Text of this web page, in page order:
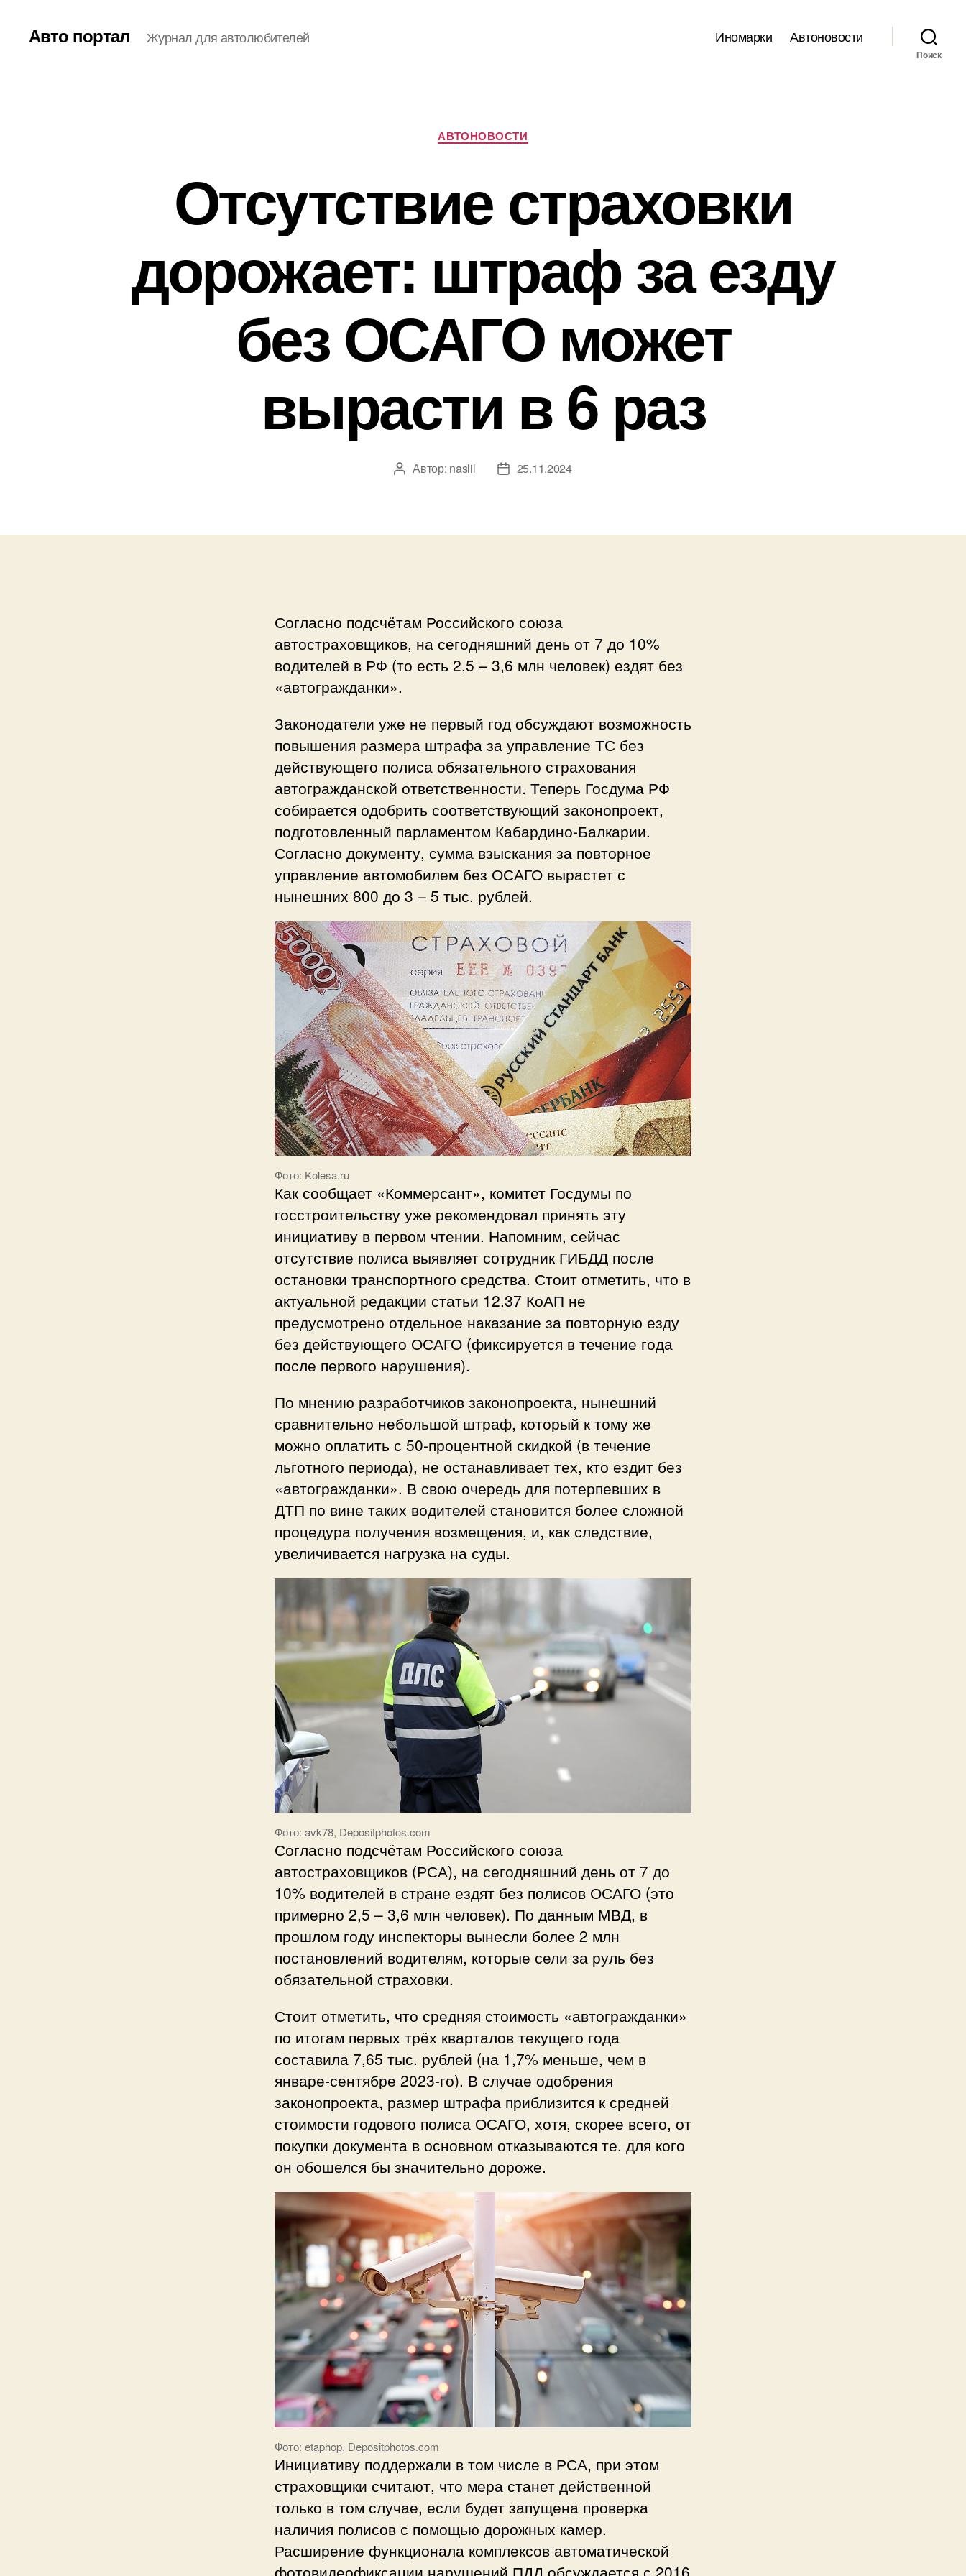
Авто портал Журнал для автолюбителей Иномарки Автоновости
Поиск
Рубрики
АВТОНОВОСТИ
Отсутствие страховки
дорожает: штраф за езду
без ОСАГО может
вырасти в 6 раз
Автор
Автор: naslil
Дата25.11.2024
Согласно подсчётам Российского союза
автостраховщиков, на сегодняшний день от 7 до 10%
водителей в РФ (то есть 2,5 – 3,6 млн человек) ездят без
«автогражданки».
Законодатели уже не первый год обсуждают возможность
повышения размера штрафа за управление ТС без
действующего полиса обязательного страхования
автогражданской ответственности. Теперь Госдума РФ
собирается одобрить соответствующий законопроект,
подготовленный парламентом Кабардино-Балкарии.
Согласно документу, сумма взыскания за повторное
управление автомобилем без ОСАГО вырастет с
нынешних 800 до 3 – 5 тыс. рублей.
Фото: Kolesa.ru
Как сообщает «Коммерсант», комитет Госдумы по
госстроительству уже рекомендовал принять эту
инициативу в первом чтении. Напомним, сейчас
отсутствие полиса выявляет сотрудник ГИБДД после
остановки транспортного средства. Стоит отметить, что в
актуальной редакции статьи 12.37 КоАП не
предусмотрено отдельное наказание за повторную езду
без действующего ОСАГО (фиксируется в течение года
после первого нарушения).
По мнению разработчиков законопроекта, нынешний
сравнительно небольшой штраф, который к тому же
можно оплатить с 50-процентной скидкой (в течение
льготного периода), не останавливает тех, кто ездит без
«автогражданки». В свою очередь для потерпевших в
ДТП по вине таких водителей становится более сложной
процедура получения возмещения, и, как следствие,
увеличивается нагрузка на суды.
Фото: avk78, Depositphotos.com
Согласно подсчётам Российского союза
автостраховщиков (РСА), на сегодняшний день от 7 до
10% водителей в стране ездят без полисов ОСАГО (это
примерно 2,5 – 3,6 млн человек). По данным МВД, в
прошлом году инспекторы вынесли более 2 млн
постановлений водителям, которые сели за руль без
обязательной страховки.
Стоит отметить, что средняя стоимость «автогражданки»
по итогам первых трёх кварталов текущего года
составила 7,65 тыс. рублей (на 1,7% меньше, чем в
январе-сентябре 2023-го). В случае одобрения
законопроекта, размер штрафа приблизится к средней
стоимости годового полиса ОСАГО, хотя, скорее всего, от
покупки документа в основном отказываются те, для кого
он обошелся бы значительно дороже.
Фото: etaphop, Depositphotos.com
Инициативу поддержали в том числе в РСА, при этом
страховщики считают, что мера станет действенной
только в том случае, если будет запущена проверка
наличия полисов с помощью дорожных камер.
Расширение функционала комплексов автоматической
фотовидеофиксации нарушений ПДД обсуждается с 2016